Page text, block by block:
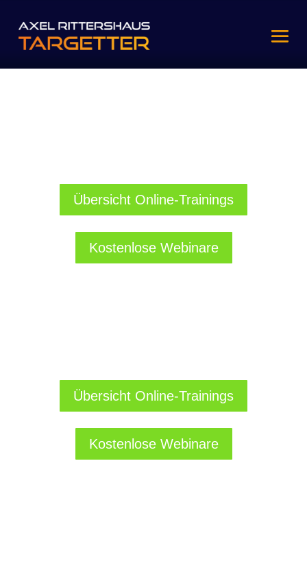
Übersicht Online-Trainings
Kostenlose Webinare
Übersicht Online-Trainings
Kostenlose Webinare